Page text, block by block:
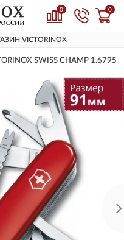
0 0
VICTORINOX
SWISS CHAMP 1.6795